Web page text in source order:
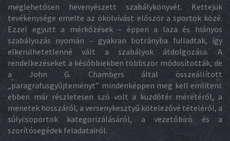
meglehetősen hevenyészett szabálykönyvét. Kettejük
tevékenysége emelte az ökölvívást először a sportok közé.
Ezzel együtt a mérkőzések – éppen a laza és hiányos
szabályozás nyomán – gyakran botrányba fulladtak, így
elkerülhetetlenné vált a szabályok átdolgozása. A
rendelkezéseket a későbbiekben többször módosították, de
a John G. Chambers által összeállított
„paragrafusgyűjteményt” mindenképpen meg kell említeni:
ebben már részletesen szó volt a küzdőtér méretéről, a
menetek hosszáról, a versenykesztyű kötelezővé tételéről, a
súlycsoportok kategorizálásáról, a vezetőbíró és a
szorítósegédek feladatairól.